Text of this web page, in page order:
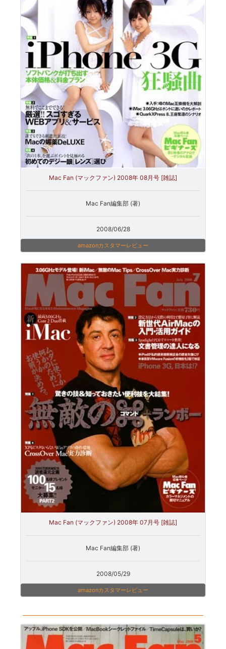
Mac Fan (マックファン) 2008年 08月号 [雑誌]
Mac Fan編集部 (著)
2008/06/28
amazonカスタマーレビュー
Mac Fan (マックファン) 2008年 07月号 [雑誌]
Mac Fan編集部 (著)
2008/05/29
amazonカスタマーレビュー